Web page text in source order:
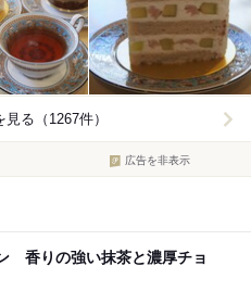
る（1267件）
広告を非表示
香りの強い抹茶と濃厚チョ